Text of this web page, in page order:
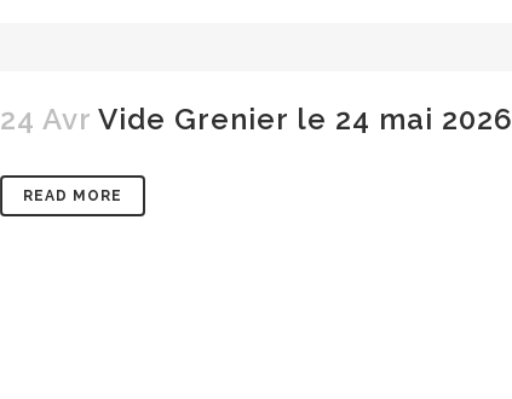
24 Avr Vide Grenier le 24 mai 2026
READ MORE